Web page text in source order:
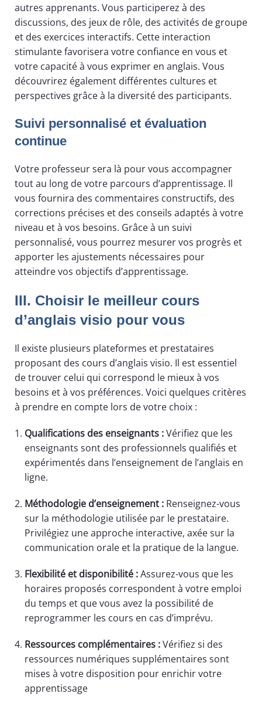
autres apprenants. Vous participerez à des
discussions, des jeux de rôle, des activités de groupe
et des exercices interactifs. Cette interaction
stimulante favorisera votre confiance en vous et
votre capacité à vous exprimer en anglais. Vous
découvrirez également différentes cultures et
perspectives grâce à la diversité des participants.
Suivi personnalisé et évaluation
continue
Votre professeur sera là pour vous accompagner
tout au long de votre parcours d’apprentissage. Il
vous fournira des commentaires constructifs, des
corrections précises et des conseils adaptés à votre
niveau et à vos besoins. Grâce à un suivi
personnalisé, vous pourrez mesurer vos progrès et
apporter les ajustements nécessaires pour
atteindre vos objectifs d’apprentissage.
III. Choisir le meilleur cours
d’anglais visio pour vous
Il existe plusieurs plateformes et prestataires
proposant des cours d’anglais visio. Il est essentiel
de trouver celui qui correspond le mieux à vos
besoins et à vos préférences. Voici quelques critères
à prendre en compte lors de votre choix :
Qualifications des enseignants :Vérifiez que les
enseignants sont des professionnels qualifiés et
expérimentés dans l’enseignement de l’anglais en
ligne.
Méthodologie d’enseignement : Renseignez-vous
sur la méthodologie utilisée par le prestataire.
Privilégiez une approche interactive, axée sur la
communication orale et la pratique de la langue.
Flexibilité et disponibilité :Assurez-vous que les
horaires proposés correspondent à votre emploi
du temps et que vous avez la possibilité de
reprogrammer les cours en cas d’imprévu.
Ressources complémentaires :Vérifiez si des
ressources numériques supplémentaires sont
mises à votre disposition pour enrichir votre
apprentissage